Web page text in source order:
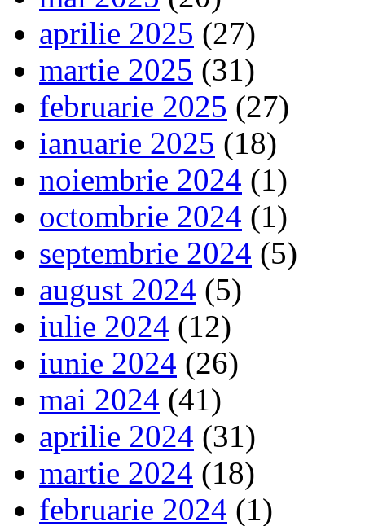
aprilie 2025 (27)
martie 2025 (31)
februarie 2025 (27)
ianuarie 2025 (18)
noiembrie 2024 (1)
octombrie 2024 (1)
septembrie 2024 (5)
august 2024 (5)
iulie 2024 (12)
iunie 2024 (26)
mai 2024 (41)
aprilie 2024 (31)
martie 2024 (18)
februarie 2024 (1)